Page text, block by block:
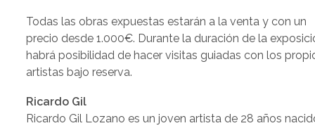
Todas las obras expuestas estarán a la venta y con un
precio desde 1.000€. Durante la duración de la
habrá posibilidad de hacer visitas guiadas con los
artistas bajo reserva.
Ricardo Gil
Ricardo Gil Lozano es un joven artista de 28 años